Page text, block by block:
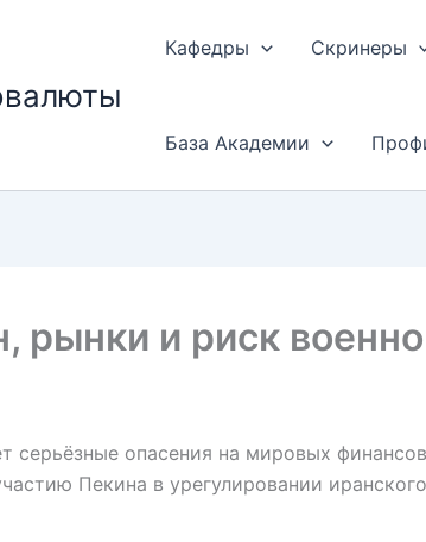
Кафедры Скринеры
База Академии
рынки и риск
опасения на мировых
Пекина в урегулировании